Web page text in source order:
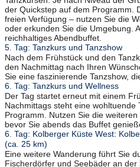
der Quickstep auf dem Programm.
freien Verfügung – nutzen Sie die
oder erkunden Sie die Umgebung.
reichhaltiges Abendbuffet.
5. Tag: Tanzkurs und Tanzshow
Nach dem Frühstück und den
den Nachmittag nach Ihren
Sie eine faszinierende Tanzshow,
6. Tag: Tanzkurs und Wellness
Der Tag startet erneut mit einem
Nachmittags steht eine wohltuende
Programm. Nutzen Sie die
bevor Sie abends das Buffet
6. Tag: Kolberger Küste West:
(ca. 25 km)
Eine weitere Wanderung führt Sie
Fischerdörfer und Seebäder an der